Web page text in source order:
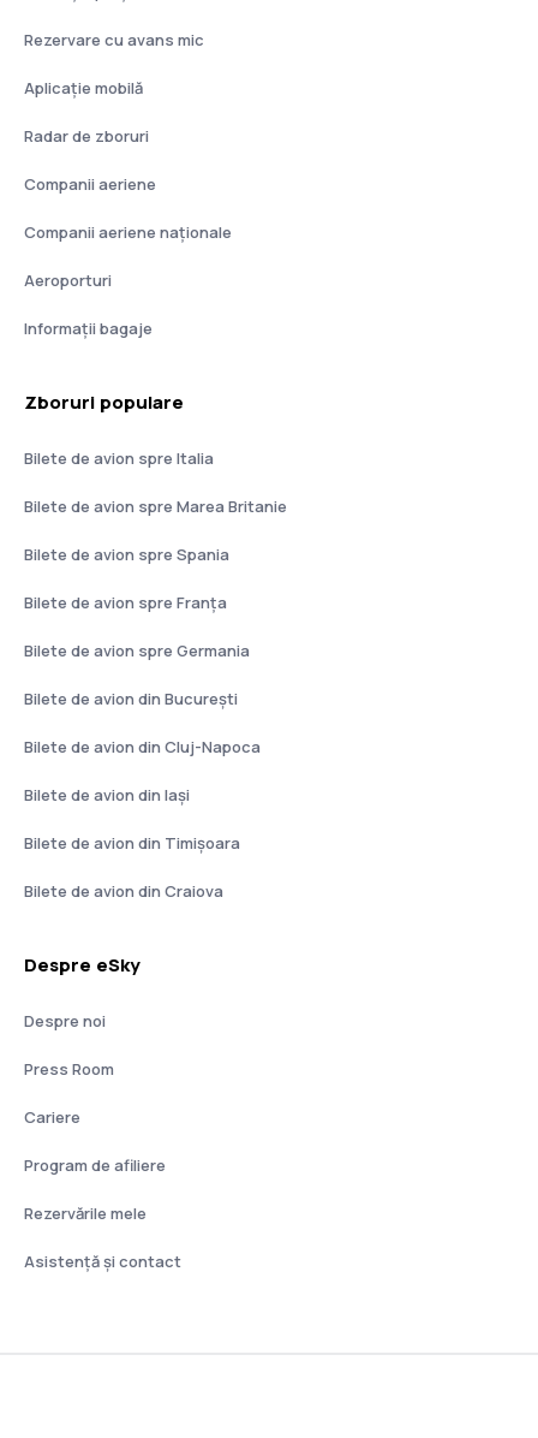
Rezervare cu avans mic
Aplicație mobilă
Radar de zboruri
Companii aeriene
Companii aeriene naţionale
Aeroporturi
Informații bagaje
Zboruri populare
Bilete de avion spre Italia
Bilete de avion spre Marea Britanie
Bilete de avion spre Spania
Bilete de avion spre Franţa
Bilete de avion spre Germania
Bilete de avion din București
Bilete de avion din Cluj-Napoca
Bilete de avion din Iași
Bilete de avion din Timișoara
Bilete de avion din Craiova
Despre eSky
Despre noi
Press Room
Cariere
Program de afiliere
Rezervările mele
Asistenţă şi contact